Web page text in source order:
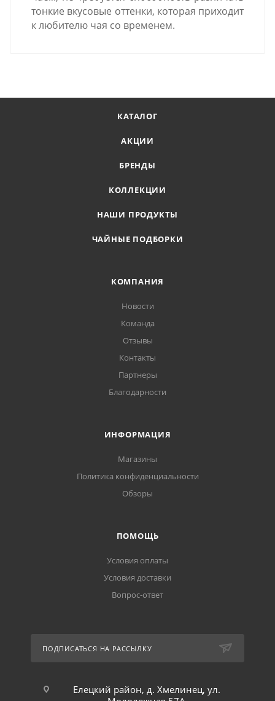
тонкие вкусовые оттенки, которая приходит
к любителю чая со временем.
КАТАЛОГ
АКЦИИ
БРЕНДЫ
КОЛЛЕКЦИИ
НАШИ ПРОДУКТЫ
ЧАЙНЫЕ ПОДБОРКИ
КОМПАНИЯ
Новости
Команда
Отзывы
Контакты
Партнеры
Благодарности
ИНФОРМАЦИЯ
Магазины
Политика конфиденциальности
Обзоры
ПОМОЩЬ
Условия оплаты
Условия доставки
Вопрос-ответ
ПОДПИСАТЬСЯ НА РАССЫЛКУ
Елецкий район, д. Хмелинец, ул.